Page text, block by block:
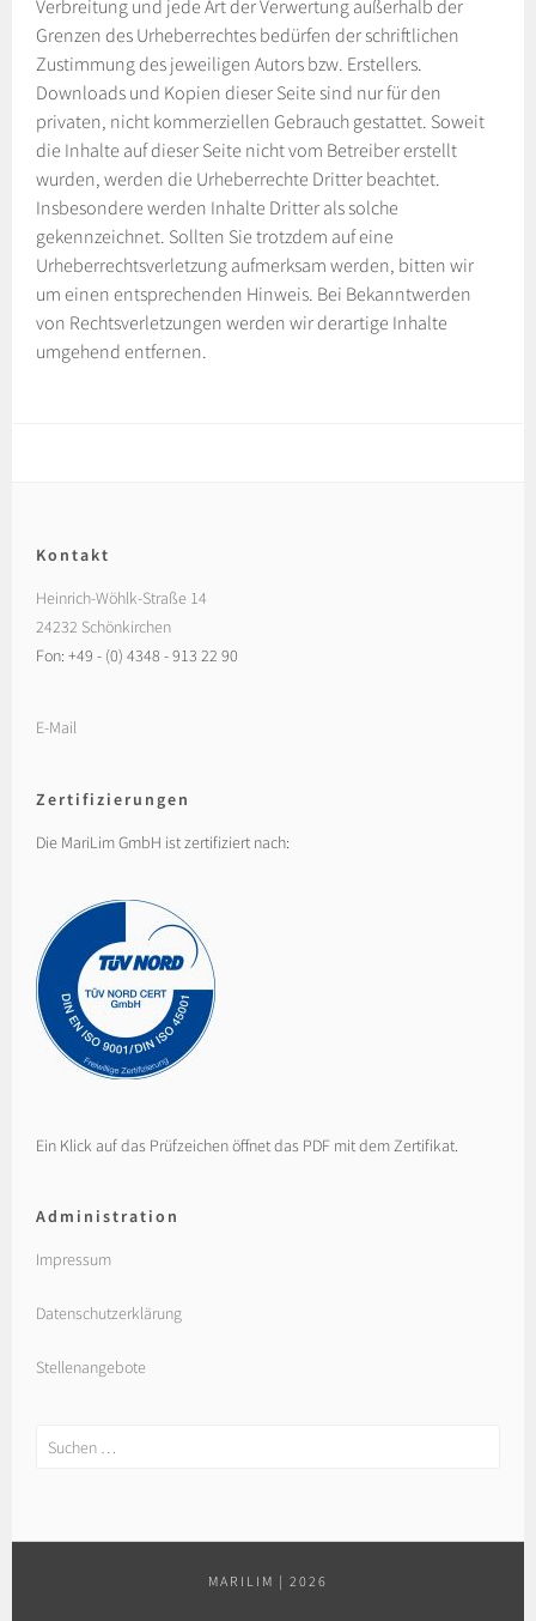
Verbreitung und jede Art der Verwertung außerhalb der
Grenzen des Urheberrechtes bedürfen der schriftlichen
Zustimmung des jeweiligen Autors bzw. Erstellers.
Downloads und Kopien dieser Seite sind nur für den
privaten, nicht kommerziellen Gebrauch gestattet. Soweit
die Inhalte auf dieser Seite nicht vom Betreiber erstellt
wurden, werden die Urheberrechte Dritter beachtet.
Insbesondere werden Inhalte Dritter als solche
gekennzeichnet. Sollten Sie trotzdem auf eine
Urheberrechtsverletzung aufmerksam werden, bitten wir
um einen entsprechenden Hinweis. Bei Bekanntwerden
von Rechtsverletzungen werden wir derartige Inhalte
umgehend entfernen.
Kontakt
Heinrich-Wöhlk-Straße 14
24232 Schönkirchen
Fon: +49 - (0) 4348 - 913 22 90
E-Mail
Zertifizierungen
Die MariLim GmbH ist zertifiziert nach:
Ein Klick auf das Prüfzeichen öffnet das PDF mit dem Zertifikat.
Administration
Impressum
Datenschutzerklärung
Stellenangebote
Suchen
MARILIM | 2026